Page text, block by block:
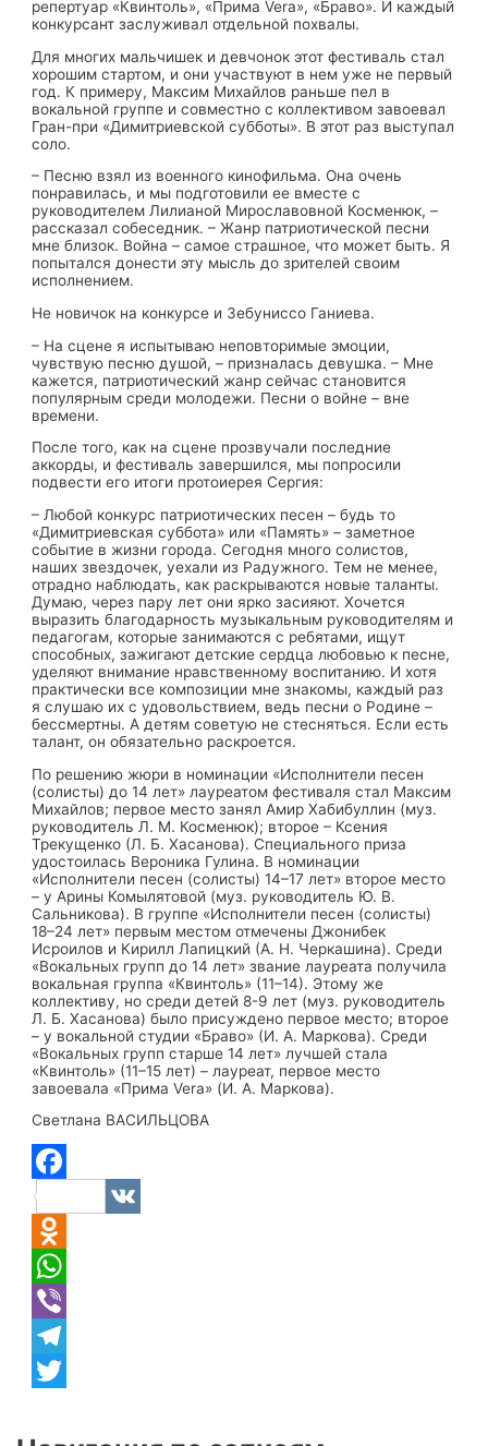
репертуар «Квинтоль», «Прима Vera», «Браво». И каждый
конкурсант заслуживал отдельной похвалы.
Для многих мальчишек и девчонок этот фестиваль стал
хорошим стартом, и они участвуют в нем уже не первый
год. К примеру, Максим Михайлов раньше пел в
вокальной группе и совместно с коллективом завоевал
Гран-при «Димитриевской субботы». В этот раз выступал
соло.
– Песню взял из военного кинофильма. Она очень
понравилась, и мы подготовили ее вместе с
руководителем Лилианой Мирославовной Косменюк, –
рассказал собеседник. – Жанр патриотической песни
мне близок. Война – самое страшное, что может быть. Я
попытался донести эту мысль до зрителей своим
исполнением.
Не новичок на конкурсе и Зебуниссо Ганиева.
– На сцене я испытываю неповторимые эмоции,
чувствую песню душой, – призналась девушка. – Мне
кажется, патриотический жанр сейчас становится
популярным среди молодежи. Песни о войне – вне
времени.
После того, как на сцене прозвучали последние
аккорды, и фестиваль завершился, мы попросили
подвести его итоги протоиерея Сергия:
– Любой конкурс патриотических песен – будь то
«Димитриевская суббота» или «Память» – заметное
событие в жизни города. Сегодня много солистов,
наших звездочек, уехали из Радужного. Тем не менее,
отрадно наблюдать, как раскрываются новые таланты.
Думаю, через пару лет они ярко засияют. Хочется
выразить благодарность музыкальным руководителям и
педагогам, которые занимаются с ребятами, ищут
способных, зажигают детские сердца любовью к песне,
уделяют внимание нравственному воспитанию. И хотя
практически все композиции мне знакомы, каждый раз
я слушаю их с удовольствием, ведь песни о Родине –
бессмертны. А детям советую не стесняться. Если есть
талант, он обязательно раскроется.
По решению жюри в номинации «Исполнители песен
(солисты) до 14 лет» лауреатом фестиваля стал Максим
Михайлов; первое место занял Амир Хабибуллин (муз.
руководитель Л. М. Косменюк); второе – Ксения
Трекущенко (Л. Б. Хасанова). Специального приза
удостоилась Вероника Гулина. В номинации
«Исполнители песен (солисты) 14–17 лет» второе место
– у Арины Комылятовой (муз. руководитель Ю. В.
Сальникова). В группе «Исполнители песен (солисты)
18–24 лет» первым местом отмечены Джонибек
Исроилов и Кирилл Лапицкий (А. Н. Черкашина). Среди
«Вокальных групп до 14 лет» звание лауреата получила
вокальная группа «Квинтоль» (11–14). Этому же
коллективу, но среди детей 8-9 лет (муз. руководитель
Л. Б. Хасанова) было присуждено первое место; второе
– у вокальной студии «Браво» (И. А. Маркова). Среди
«Вокальных групп старше 14 лет» лучшей стала
«Квинтоль» (11–15 лет) – лауреат, первое место
завоевала «Прима Vera» (И. А. Маркова).
Светлана ВАСИЛЬЦОВА
Facebook
VK
Odnoklassniki
WhatsApp
Viber
Telegram